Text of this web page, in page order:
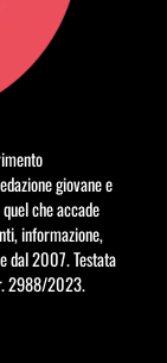
giovane e
che accade
informazione,
dal 2007. Testata
2988/2023.